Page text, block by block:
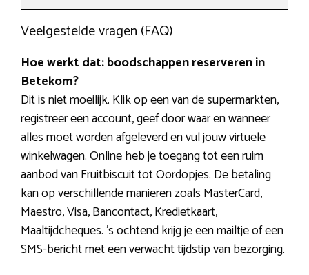
Veelgestelde vragen (FAQ)
Hoe werkt dat: boodschappen reserveren in
Betekom?
Dit is niet moeilijk. Klik op een van de supermarkten,
registreer een account, geef door waar en wanneer
alles moet worden afgeleverd en vul jouw virtuele
winkelwagen. Online heb je toegang tot een ruim
aanbod van Fruitbiscuit tot Oordopjes. De betaling
kan op verschillende manieren zoals MasterCard,
Maestro, Visa, Bancontact, Kredietkaart,
Maaltijdcheques. ’s ochtend krijg je een mailtje of een
SMS-bericht met een verwacht tijdstip van bezorging.